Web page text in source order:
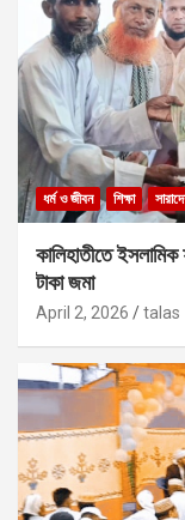
ধর্ম ও জীবন শিক্ষা
কালিহাতীতে
টাকা জমা
April 2, 2026 talas